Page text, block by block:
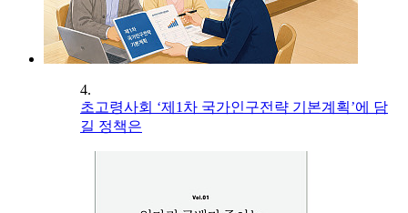
4.
초고령사회 ‘제1차 국가인구전략 기본계획’에 담
길 정책은